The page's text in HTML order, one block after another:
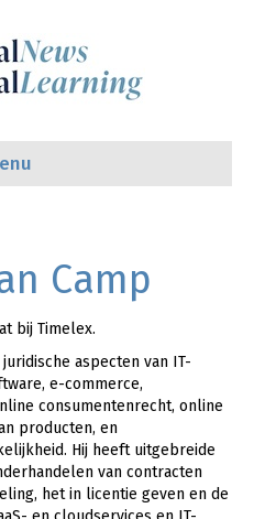
Camp
bij Timelex.
aspecten van IT-
e-commerce,
consumentenrecht, online
producten, en
Hij heeft uitgebreide
van contracten
het in licentie geven en de